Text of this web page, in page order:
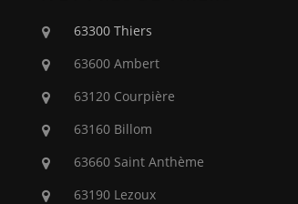
63300 Thiers
63600 Ambert
63120 Courpière
63160 Billom
63660 Saint Anthème
63190 Lezoux